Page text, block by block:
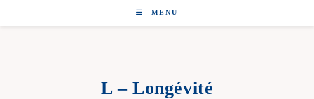
MENU
L – Longévité